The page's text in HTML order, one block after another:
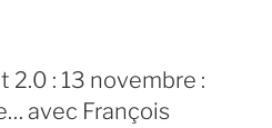
2.0 : 13 novembre :
avec François